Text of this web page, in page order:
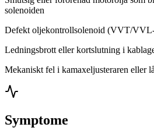
solenoiden
Defekt oljekontrollsolenoid (VVT/
Ledningsbrott eller kortslutning i
Mekaniskt fel i kamaxeljusteraren eller
Symptome